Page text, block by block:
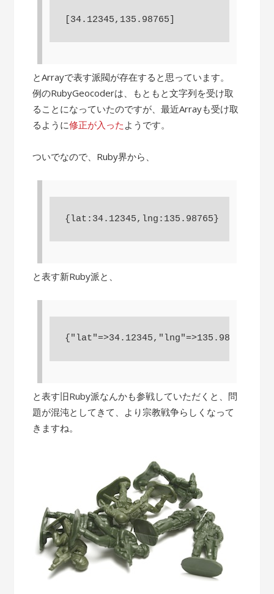
とArrayで表す派閥が存在すると思っています。
例のRubyGeocoderは、もともと文字列を受け取
ることになっていたのですが、最近Arrayも受け取
るように修正が入った ようです。
ついでなので、Ruby界から、
と表す新Ruby派と、
と表す旧Ruby派なんかも参戦していただくと、問
題が混沌としてきて、より宗教戦争らしくなって
きますね。